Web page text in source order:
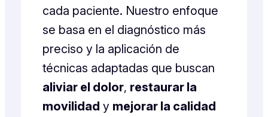
cada paciente. Nuestro enfoque
se basa en el diagnóstico más
preciso y la aplicación de
técnicas adaptadas que buscan
aliviar el dolor, restaurar la
movilidad y mejorar la calidad